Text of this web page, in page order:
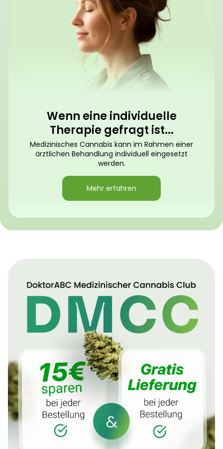
Wenn eine individuelle
Therapie gefragt ist...
Medizinisches Cannabis kann im Rahmen einer
ärztlichen Behandlung individuell eingesetzt
werden.
Mehr erfahren